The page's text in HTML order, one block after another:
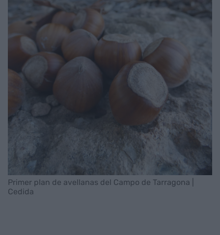
Primer plan de avellanas del Campo de Tarragona |
Cedida